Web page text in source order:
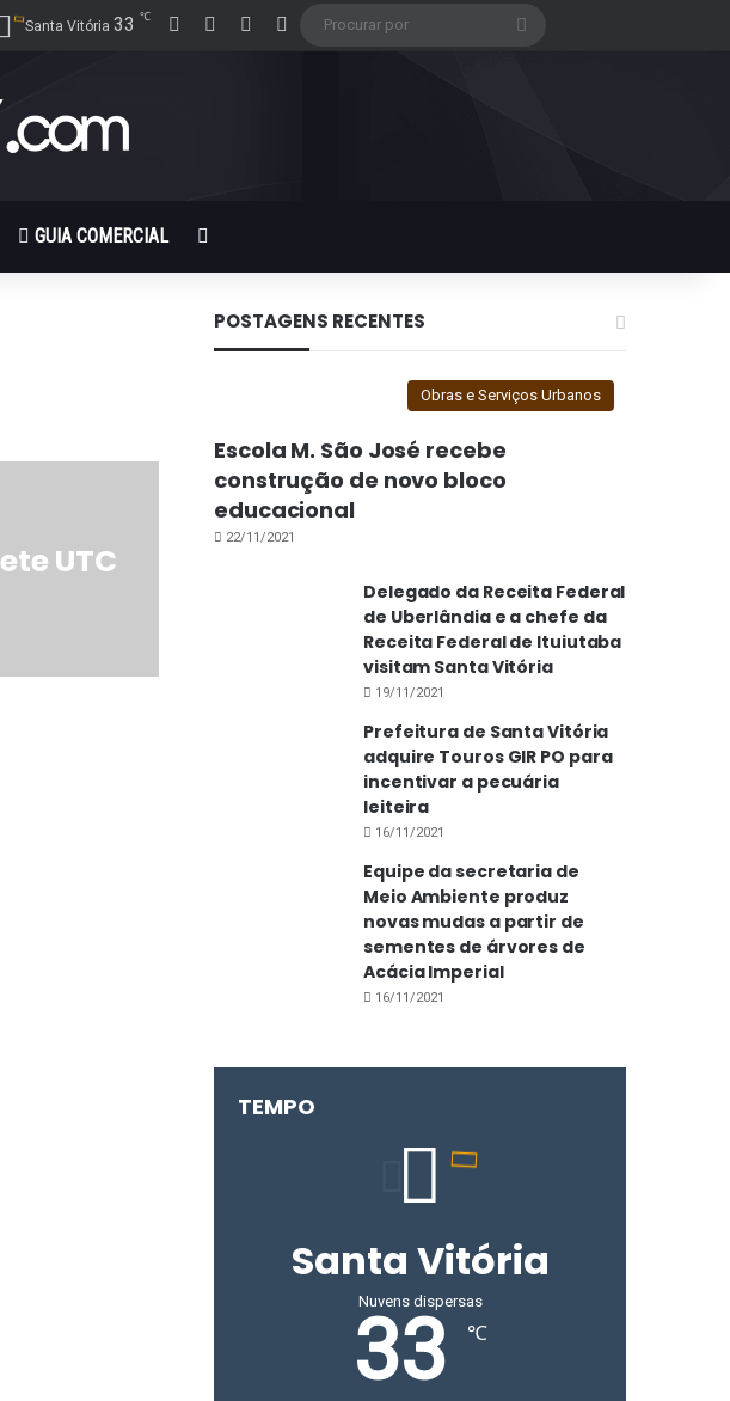
Santa Vitória 33 ℃ Facebook InstagramGoogle Play
GUIA COMERCIAL
UTC
POSTAGENS RECENTES
Obras e Serviços Urbanos
Escola M. São José recebe
construção de novo bloco
educacional
22/11/2021
Delegado da Receita Federal
de Uberlândia e a chefe da
Receita Federal de Ituiutaba
visitam Santa Vitória
19/11/2021
Prefeitura de Santa Vitória
adquire Touros GIR PO para
incentivar a pecuária
leiteira
16/11/2021
Equipe da secretaria de
Meio Ambiente produz
novas mudas a partir de
sementes de árvores de
Acácia Imperial
16/11/2021
TEMPO
Santa Vitória
Nuvens dispersas
33 ℃